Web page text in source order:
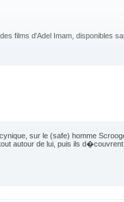
films d'Adel Imam, disponibles
sur le (safe) homme
autour de lui, puis ils d�couvrent